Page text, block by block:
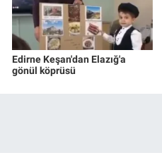
Edirne Keşan'dan Elazığ'a
gönül köprüsü